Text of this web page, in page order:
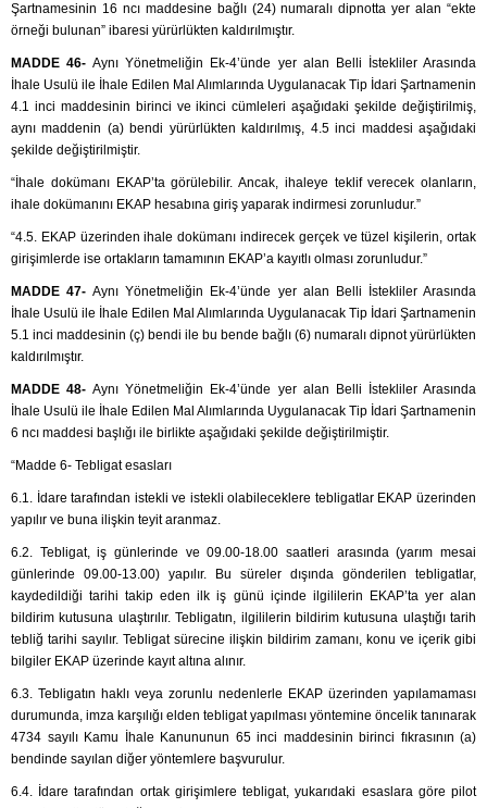
Şartnamesinin 16 ncı maddesine bağlı (24) numaralı dipnotta yer alan “ekte
örneği bulunan” ibaresi yürürlükten kaldırılmıştır.
MADDE 46-Aynı Yönetmeliğin Ek-4’ünde yer alan Belli İstekliler Arasında
İhale Usulü ile İhale Edilen Mal Alımlarında Uygulanacak Tip İdari Şartnamenin
4.1 inci maddesinin birinci ve ikinci cümleleri aşağıdaki şekilde değiştirilmiş,
aynı maddenin (a) bendi yürürlükten kaldırılmış, 4.5 inci maddesi aşağıdaki
şekilde değiştirilmiştir.
“İhale dokümanı EKAP’ta görülebilir. Ancak, ihaleye teklif verecek olanların,
ihale dokümanını EKAP hesabına giriş yaparak indirmesi zorunludur.”
“4.5. EKAP üzerinden ihale dokümanı indirecek gerçek ve tüzel kişilerin, ortak
girişimlerde ise ortakların tamamının EKAP’a kayıtlı olması zorunludur.”
MADDE 47-Aynı Yönetmeliğin Ek-4’ünde yer alan Belli İstekliler Arasında
İhale Usulü ile İhale Edilen Mal Alımlarında Uygulanacak Tip İdari Şartnamenin
5.1 inci maddesinin (ç) bendi ile bu bende bağlı (6) numaralı dipnot yürürlükten
kaldırılmıştır.
MADDE 48-Aynı Yönetmeliğin Ek-4’ünde yer alan Belli İstekliler Arasında
İhale Usulü ile İhale Edilen Mal Alımlarında Uygulanacak Tip İdari Şartnamenin
6 ncı maddesi başlığı ile birlikte aşağıdaki şekilde değiştirilmiştir.
“Madde 6- Tebligat esasları
6.1. İdare tarafından istekli ve istekli olabileceklere tebligatlar EKAP üzerinden
yapılır ve buna ilişkin teyit aranmaz.
6.2. Tebligat, iş günlerinde ve 09.00-18.00 saatleri arasında (yarım mesai
günlerinde 09.00-13.00) yapılır. Bu süreler dışında gönderilen tebligatlar,
kaydedildiği tarihi takip eden ilk iş günü içinde ilgililerin EKAP’ta yer alan
bildirim kutusuna ulaştırılır. Tebligatın, ilgililerin bildirim kutusuna ulaştığı tarih
tebliğ tarihi sayılır. Tebligat sürecine ilişkin bildirim zamanı, konu ve içerik gibi
bilgiler EKAP üzerinde kayıt altına alınır.
6.3. Tebligatın haklı veya zorunlu nedenlerle EKAP üzerinden yapılamaması
durumunda, imza karşılığı elden tebligat yapılması yöntemine öncelik tanınarak
4734 sayılı Kamu İhale Kanununun 65 inci maddesinin birinci fıkrasının (a)
bendinde sayılan diğer yöntemlere başvurulur.
6.4. İdare tarafından ortak girişimlere tebligat, yukarıdaki esaslara göre pilot